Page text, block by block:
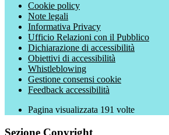
Cookie policy
Note legali
Informativa Privacy
Ufficio Relazioni con il Pubblico
Dichiarazione di accessibilità
Obiettivi di accessibilità
Whistleblowing
Gestione consensi cookie
Feedback accessibilità
Pagina visualizzata 191 volte
Sezione Copyright